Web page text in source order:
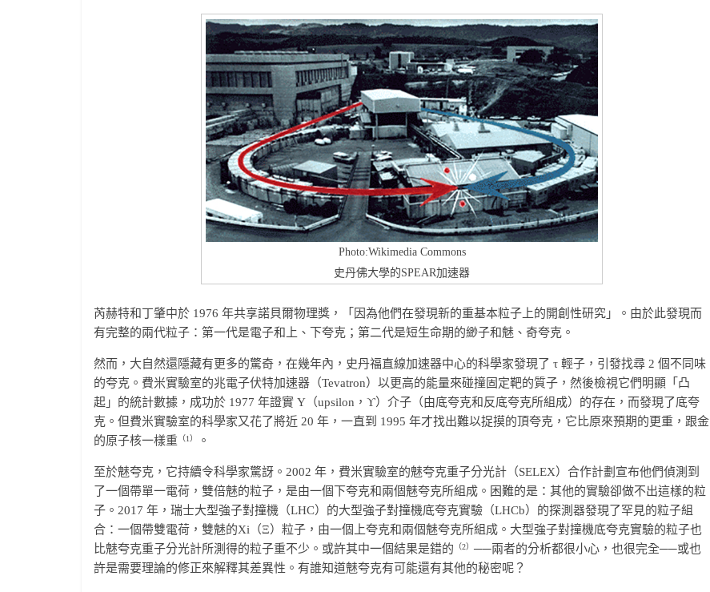
Photo:Wikimedia Commons
史丹佛大學的SPEAR加速器
芮赫特和丁肇中於 1976 年共享諾貝爾物理獎，「因為他們在發現新的重基本粒子上的開創性研究」。由於此發現而
有完整的兩代粒子：第一代是電子和上、下夸克；第二代是短生命期的緲子和魅、奇夸克。
然而，大自然還隱藏有更多的驚奇，在幾年內，史丹福直線加速器中心的科學家發現了 τ 輕子，引發找尋 2 個不同味
的夸克。費米實驗室的兆電子伏特加速器（Tevatron）以更高的能量來碰撞固定靶的質子，然後檢視它們明顯「凸
起」的統計數據，成功於 1977 年證實 Y（upsilon，ϒ）介子（由底夸克和反底夸克所組成）的存在，而發現了底夸
克。但費米實驗室的科學家又花了將近 20 年，一直到 1995 年才找出難以捉摸的頂夸克，它比原來預期的更重，跟金
的原子核一樣重 （1 ） 。
至於魅夸克，它持續令科學家驚訝。2002 年，費米實驗室的魅夸克重子分光計（SELEX）合作計劃宣布他們偵測到
了一個帶單一電荷，雙倍魅的粒子，是由一個下夸克和兩個魅夸克所組成。困難的是：其他的實驗卻做不出這樣的粒
子。2017 年，瑞士大型強子對撞機（LHC）的大型強子對撞機底夸克實驗（LHCb）的探測器發現了罕見的粒子組
合：一個帶雙電荷，雙魅的Xi（Ξ）粒子，由一個上夸克和兩個魅夸克所組成。大型強子對撞機底夸克實驗的粒子也
比魅夸克重子分光計所測得的粒子重不少。或許其中一個結果是錯的 （2） ──兩者的分析都很小心，也很完全──或也
許是需要理論的修正來解釋其差異性。有誰知道魅夸克有可能還有其他的秘密呢？